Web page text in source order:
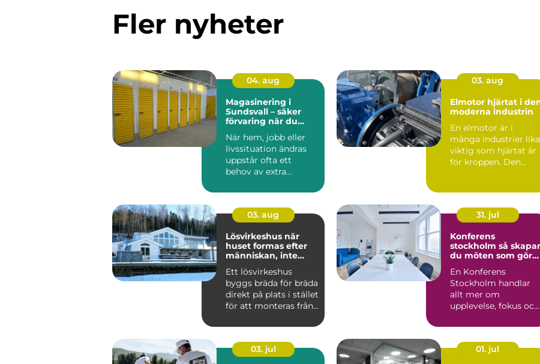
Fler nyheter
04. aug
Magasinering i
Sundsvall – säker
förvaring när du
När hem, jobb eller
livssituation ändras
uppstår ofta ett
behov av extra
03. aug
Elmotor hjärtat i den
moderna industrin
En elmotor är i
många industrier lika
viktig som hjärtat är
för kroppen. Den
03. aug
Lösvirkeshus när
huset formas efter
människan, inte
Ett lösvirkeshus
byggs bräda för bräda
direkt på plats i stället
för att monteras från
31. jul
Konferens
stockholm så skapar
du möten som gör
En Konferens
Stockholm handlar
allt mer om
upplevelse, fokus och
lokal med sto...
03. jul
01. jul